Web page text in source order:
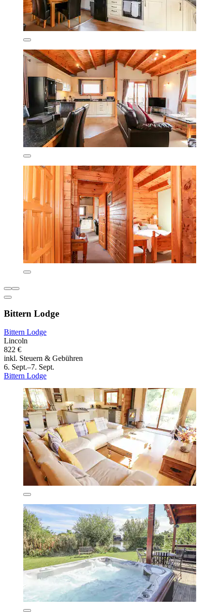
Bittern Lodge
Bittern Lodge
Lincoln
822 €
inkl. Steuern & Gebühren
6. Sept.–7. Sept.
Bittern Lodge